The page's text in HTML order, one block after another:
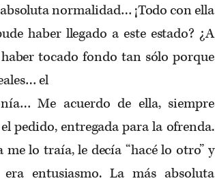
normalidad… ¡Todo con ella
haber llegado a este estado? ¿A
tocado fondo tan sólo porque
el
Me acuerdo de ella, siempre
pedido, entregada para la ofrenda.
me lo traía, le decía “hacé lo otro” y
entusiasmo. La más absoluta